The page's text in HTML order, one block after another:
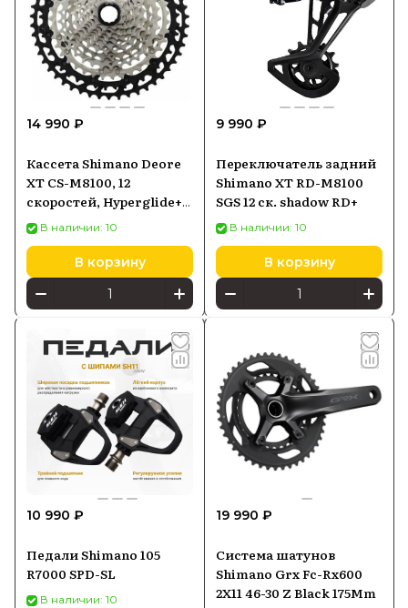
официальной гарантией и доставкой по
России, а также узнать цену и
ознакомиться с каталогом бренда.
14 990 ₽
Кассета Shimano Deore
XT CS-M8100, 12
скоростей, Hyperglide+,
10-51Т, ICSM8100051
В наличии: 10
В корзину
9 990 ₽
Переключатель задний
Shimano XT RD-M8100
SGS 12 ск. shadow RD+
В наличии: 10
В корзину
10 990 ₽
Педали Shimano 105
R7000 SPD-SL
В наличии: 10
19 990 ₽
Система шатунов
Shimano Grx Fc-Rx600
2X11 46-30 Z Black 175Mm